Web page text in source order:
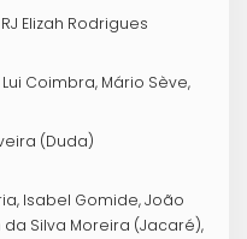
Elizah Rodrigues
Coimbra, Mário Sève,
(Duda)
Isabel Gomide, João
Silva Moreira (Jacaré),